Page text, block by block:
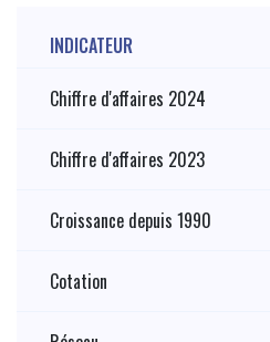
INDICATEUR
Chiffre d'affaires 2024
Chiffre d'affaires 2023
Croissance depuis 1990
Cotation